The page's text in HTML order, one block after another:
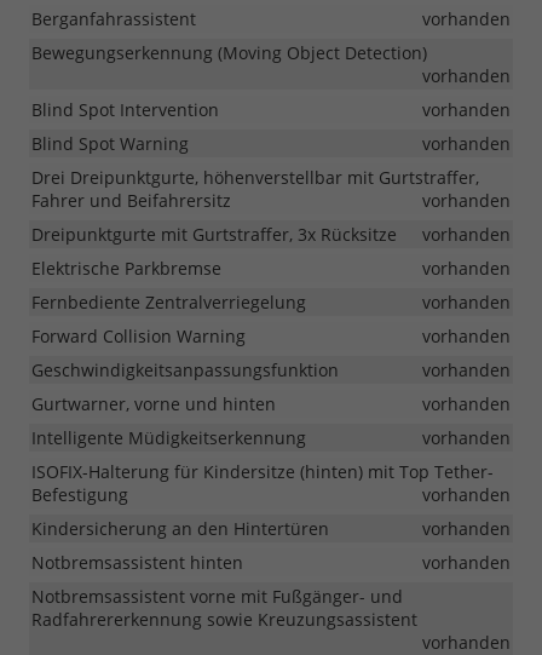
Berganfahrassistent
vorhanden
Bewegungserkennung (Moving Object Detection)
vorhanden
Blind Spot Intervention
vorhanden
Blind Spot Warning
vorhanden
Drei Dreipunktgurte, höhenverstellbar mit Gurtstraffer,
Fahrer und Beifahrersitz
vorhanden
Dreipunktgurte mit Gurtstraffer, 3x Rücksitze
vorhanden
Elektrische Parkbremse
vorhanden
Fernbediente Zentralverriegelung
vorhanden
Forward Collision Warning
vorhanden
Geschwindigkeitsanpassungsfunktion
vorhanden
Gurtwarner, vorne und hinten
vorhanden
Intelligente Müdigkeitserkennung
vorhanden
ISOFIX-Halterung für Kindersitze (hinten) mit Top Tether-
Befestigung
vorhanden
Kindersicherung an den Hintertüren
vorhanden
Notbremsassistent hinten
vorhanden
Notbremsassistent vorne mit Fußgänger- und
Radfahrererkennung sowie Kreuzungsassistent
vorhanden